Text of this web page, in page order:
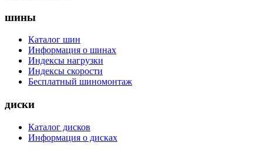
шины
Каталог шин
Информация о шинах
Индексы нагрузки
Индексы скорости
Бесплатный шиномонтаж
диски
Каталог дисков
Информация о дисках